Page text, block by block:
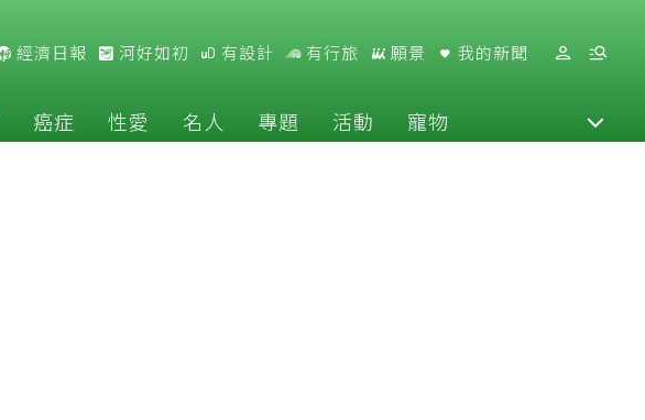
經濟日報 河好如初 有設計 有行旅 願景 我的新聞
癌症 性愛 名人 專題 活動 寵物